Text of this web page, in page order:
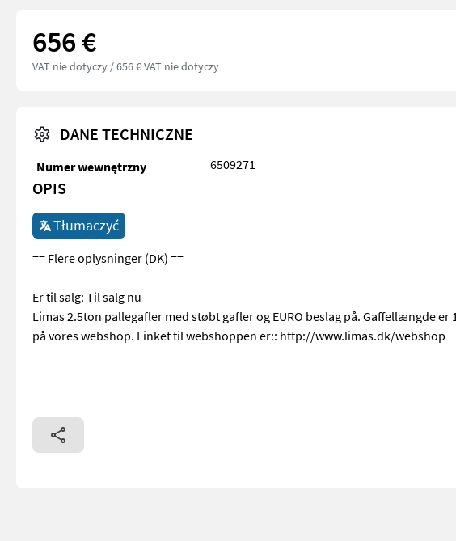
656 €
VAT nie dotyczy / 656 € VAT nie dotyczy
DANE TECHNICZNE
Numer wewnętrzny 6509271
OPIS
Tłumaczyć
== Flere oplysninger (DK) ==
Er til salg: Til salg nu
Limas 2.5ton pallegafler med støbt gafler og EURO beslag på. Gaffellængde
på vores webshop. Linket til webshoppen er:: http://www.limas.dk/webshop
== Flere oplysninger (DK) == Er til salg: Til salg nu Limas 2.5ton pallegafler